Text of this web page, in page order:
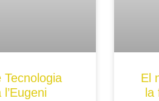
Tecnologia
El
la